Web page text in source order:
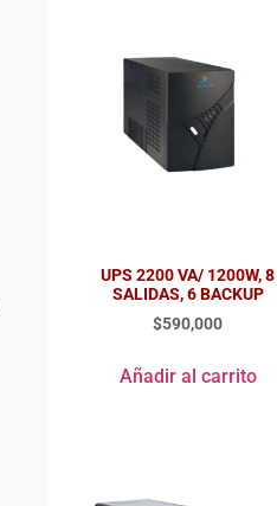
UPS 2200 VA/ 1200W, 8
SALIDAS, 6 BACKUP
$590,000
Añadir al carrito